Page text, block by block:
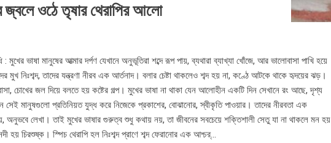
জ্বলে ওঠে তৃষার থেরাপির আলো
মুখের ভাষা মানুষের আত্মার দর্পণ যেখানে অনুভূতিরা শব্দে রূপ পায়, ব্যথারা ব্যাখ্যা খোঁজে, আর ভালোবাসা পাখি হয়ে
নিঃশব্দ, তাদের যন্ত্রণা নীরব এক আর্তনাদ। বলার চেষ্টা থাকলেও শব্দ হয় না, কণ্ঠে আটকে থাকে হৃদয়ের ঝড়।
চোখের জল দিয়ে বলতে হয় কষ্টের গল্প। মুখের ভাষা না থাকা যেন আলোহীন একটি দিন সেখানে রং আছে, দৃশ্য
মানুষগুলো প্রতিনিয়ত যুদ্ধ করে নিজেকে প্রকাশের, বোঝানোর, স্বীকৃতি পাওয়ার। তাদের নীরবতা এক
অনুভবে লেখা। তাই মুখের ভাষার গুরুত্ব শুধু কথায় নয়, তা জীবনের সবচেয়ে শক্তিশালী সেতু যা না থাকলে মন হয়
হয় চিরশুষ্ক। স্পিচ থেরাপি হল নিঃশব্দ প্রাণে শব্দ ফেরানোর এক আশ্চর্...